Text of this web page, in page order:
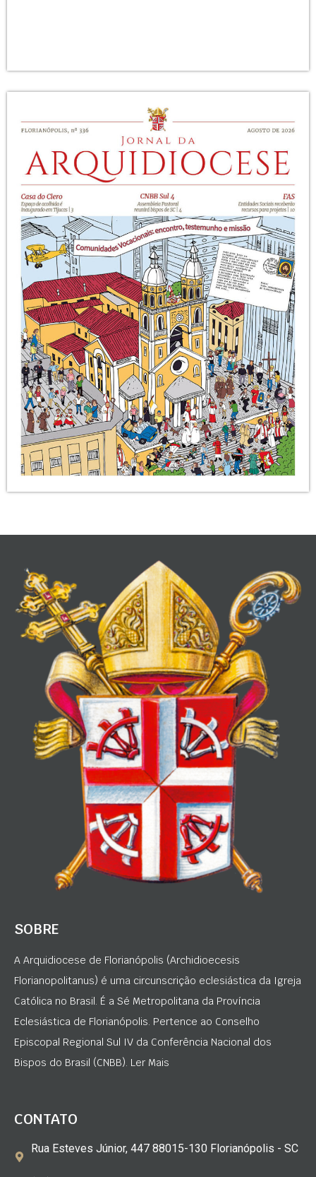
SOBRE
A Arquidiocese de Florianópolis (Archidioecesis
Florianopolitanus) é uma circunscrição eclesiástica da Igreja
Católica no Brasil. É a Sé Metropolitana da Província
Eclesiástica de Florianópolis. Pertence ao Conselho
Episcopal Regional Sul IV da Conferência Nacional dos
Bispos do Brasil (CNBB). Ler Mais
CONTATO
Rua Esteves Júnior, 447 88015-130 Florianópolis - SC